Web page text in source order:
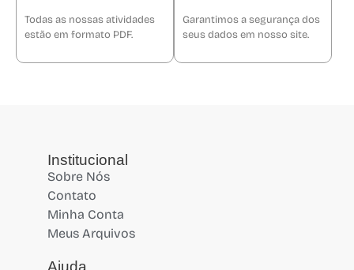
Todas as nossas atividades
estão em formato PDF.
Garantimos a segurança dos
seus dados em nosso site.
Institucional
Sobre Nós
Contato
Minha Conta
Meus Arquivos
Ajuda